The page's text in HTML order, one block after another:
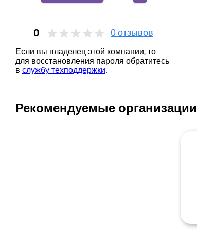
0 0 отзывов
Если вы владелец этой компании, то
для восстановления пароля обратитесь
в службу техподдержки.
Рекомендуемые организации